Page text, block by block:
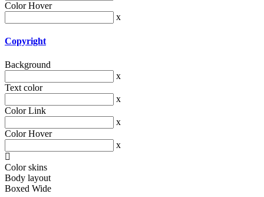
Color Hover
x
Copyright
Background
x
Text color
x
Color Link
x
Color Hover
x
Color skins
Body layout
Boxed Wide